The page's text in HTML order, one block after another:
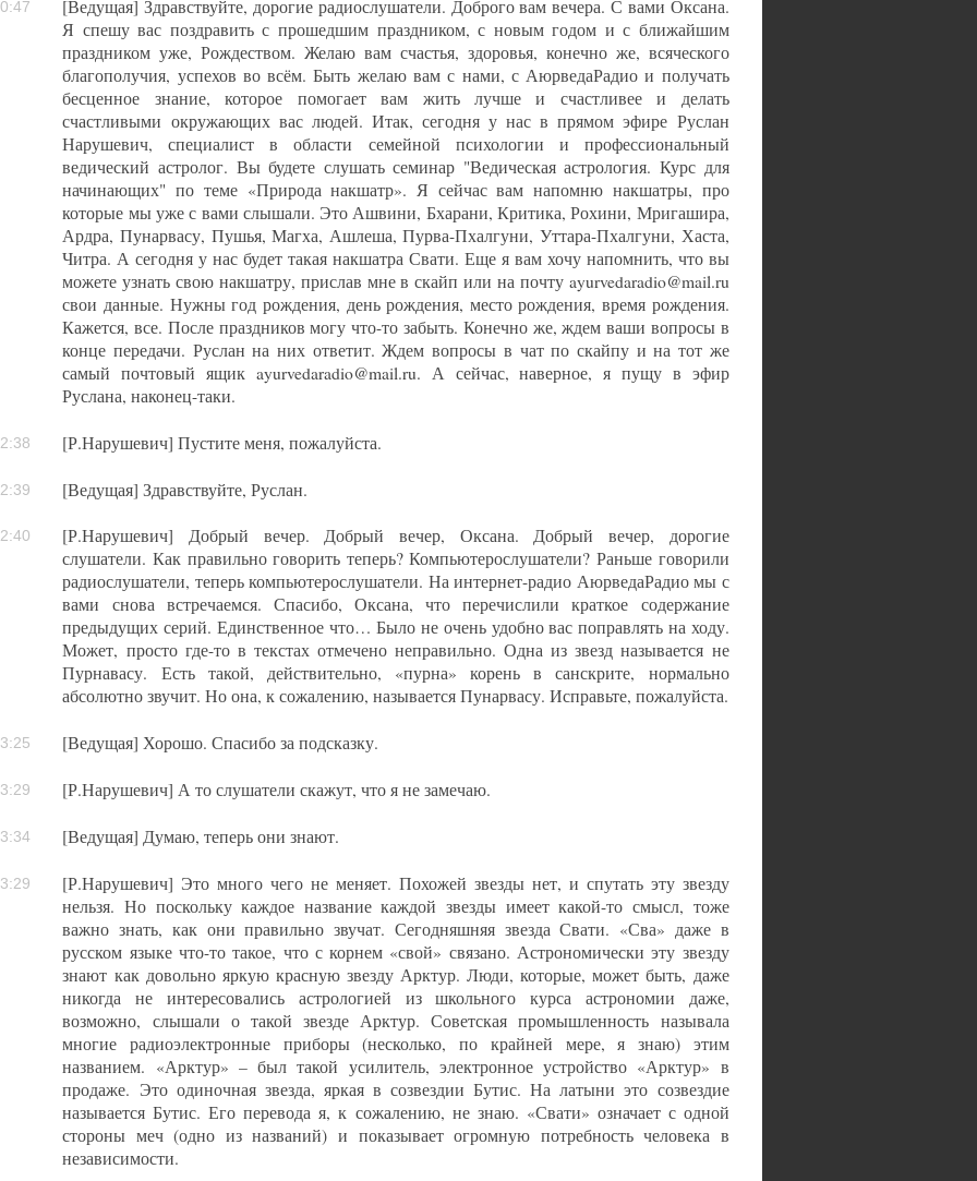
[Ведущая] Здравствуйте, дорогие радиослушатели. Доброго вам вечера. С вами Оксана.
Я спешу вас поздравить с прошедшим праздником, с новым годом и с ближайшим
праздником уже, Рождеством. Желаю вам счастья, здоровья, конечно же, всяческого
благополучия, успехов во всём. Быть желаю вам с нами, с АюрведаРадио и получать
бесценное знание, которое помогает вам жить лучше и счастливее и делать
счастливыми окружающих вас людей. Итак, сегодня у нас в прямом эфире Руслан
Нарушевич, специалист в области семейной психологии и профессиональный
ведический астролог. Вы будете слушать семинар "Ведическая астрология. Курс для
начинающих" по теме «Природа накшатр». Я сейчас вам напомню накшатры, про
которые мы уже с вами слышали. Это Ашвини, Бхарани, Критика, Рохини, Мригашира,
Ардра, Пунарвасу, Пушья, Магха, Ашлеша, Пурва-Пхалгуни, Уттара-Пхалгуни, Хаста,
Читра. А сегодня у нас будет такая накшатра Свати. Еще я вам хочу напомнить, что вы
можете узнать свою накшатру, прислав мне в скайп или на почту ayurvedaradio@mail.ru
свои данные. Нужны год рождения, день рождения, место рождения, время рождения.
Кажется, все. После праздников могу что-то забыть. Конечно же, ждем ваши вопросы в
конце передачи. Руслан на них ответит. Ждем вопросы в чат по скайпу и на тот же
самый почтовый ящик ayurvedaradio@mail.ru. А сейчас, наверное, я пущу в эфир
Руслана, наконец-таки.
[Р.Нарушевич] Пустите меня, пожалуйста.
[Ведущая] Здравствуйте, Руслан.
[Р.Нарушевич] Добрый вечер. Добрый вечер, Оксана. Добрый вечер, дорогие
слушатели. Как правильно говорить теперь? Компьютерослушатели? Раньше говорили
радиослушатели, теперь компьютерослушатели. На интернет-радио АюрведаРадио мы с
вами снова встречаемся. Спасибо, Оксана, что перечислили краткое содержание
предыдущих серий. Единственное что… Было не очень удобно вас поправлять на ходу.
Может, просто где-то в текстах отмечено неправильно. Одна из звезд называется не
Пурнавасу. Есть такой, действительно, «пурна» корень в санскрите, нормально
абсолютно звучит. Но она, к сожалению, называется Пунарвасу. Исправьте, пожалуйста.
[Ведущая] Хорошо. Спасибо за подсказку.
[Р.Нарушевич] А то слушатели скажут, что я не замечаю.
[Ведущая] Думаю, теперь они знают.
[Р.Нарушевич] Это много чего не меняет. Похожей звезды нет, и спутать эту звезду
нельзя. Но поскольку каждое название каждой звезды имеет какой-то смысл, тоже
важно знать, как они правильно звучат. Сегодняшняя звезда Свати. «Сва» даже в
русском языке что-то такое, что с корнем «свой» связано. Астрономически эту звезду
знают как довольно яркую красную звезду Арктур. Люди, которые, может быть, даже
никогда не интересовались астрологией из школьного курса астрономии даже,
возможно, слышали о такой звезде Арктур. Советская промышленность называла
многие радиоэлектронные приборы (несколько, по крайней мере, я знаю) этим
названием. «Арктур» – был такой усилитель, электронное устройство «Арктур» в
продаже. Это одиночная звезда, яркая в созвездии Бутис. На латыни это созвездие
называется Бутис. Его перевода я, к сожалению, не знаю. «Свати» означает с одной
стороны меч (одно из названий) и показывает огромную потребность человека в
независимости.